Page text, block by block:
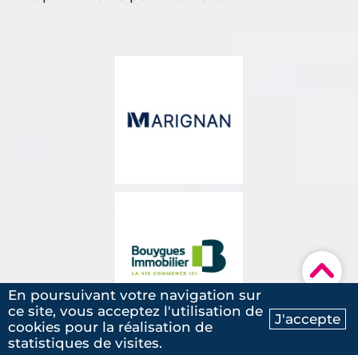
Ma recherche Contactez-nous
▾
En poursuivant votre navigation sur
ce site, vous acceptez l'utilisation de
cookies pour la réalisation de
statistiques de visites.
J'accepte